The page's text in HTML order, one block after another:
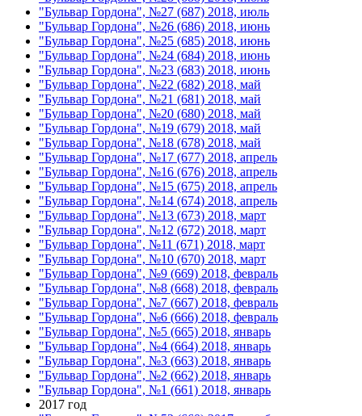
"Бульвар Гордона", №27 (687) 2018, июль
"Бульвар Гордона", №26 (686) 2018, июнь
"Бульвар Гордона", №25 (685) 2018, июнь
"Бульвар Гордона", №24 (684) 2018, июнь
"Бульвар Гордона", №23 (683) 2018, июнь
"Бульвар Гордона", №22 (682) 2018, май
"Бульвар Гордона", №21 (681) 2018, май
"Бульвар Гордона", №20 (680) 2018, май
"Бульвар Гордона", №19 (679) 2018, май
"Бульвар Гордона", №18 (678) 2018, май
"Бульвар Гордона", №17 (677) 2018, апрель
"Бульвар Гордона", №16 (676) 2018, апрель
"Бульвар Гордона", №15 (675) 2018, апрель
"Бульвар Гордона", №14 (674) 2018, апрель
"Бульвар Гордона", №13 (673) 2018, март
"Бульвар Гордона", №12 (672) 2018, март
"Бульвар Гордона", №11 (671) 2018, март
"Бульвар Гордона", №10 (670) 2018, март
"Бульвар Гордона", №9 (669) 2018, февраль
"Бульвар Гордона", №8 (668) 2018, февраль
"Бульвар Гордона", №7 (667) 2018, февраль
"Бульвар Гордона", №6 (666) 2018, февраль
"Бульвар Гордона", №5 (665) 2018, январь
"Бульвар Гордона", №4 (664) 2018, январь
"Бульвар Гордона", №3 (663) 2018, январь
"Бульвар Гордона", №2 (662) 2018, январь
"Бульвар Гордона", №1 (661) 2018, январь
2017 год